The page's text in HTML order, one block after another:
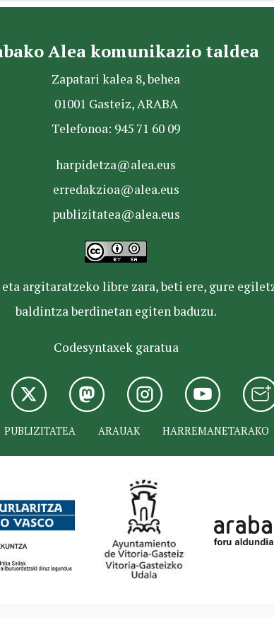
Alea komunikazio taldea
Zapatari kalea 8, behea
01001 Gasteiz, ARABA
Telefonoa: 945 71 60 09
harpidetza@alea.eus
erredakzioa@alea.eus
publizitatea@alea.eus
argitaratzeko libre zara, beti ere, gure
baldintza berdinetan egiten baduzu.
Codesyntaxek garatua
PUBLIZITATEA ARAUAK HARREMANETARAKO